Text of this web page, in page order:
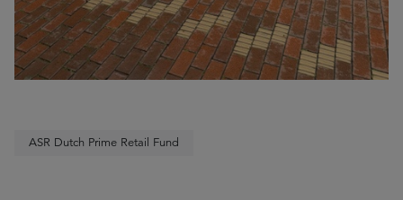
ASR Dutch Prime Retail Fund